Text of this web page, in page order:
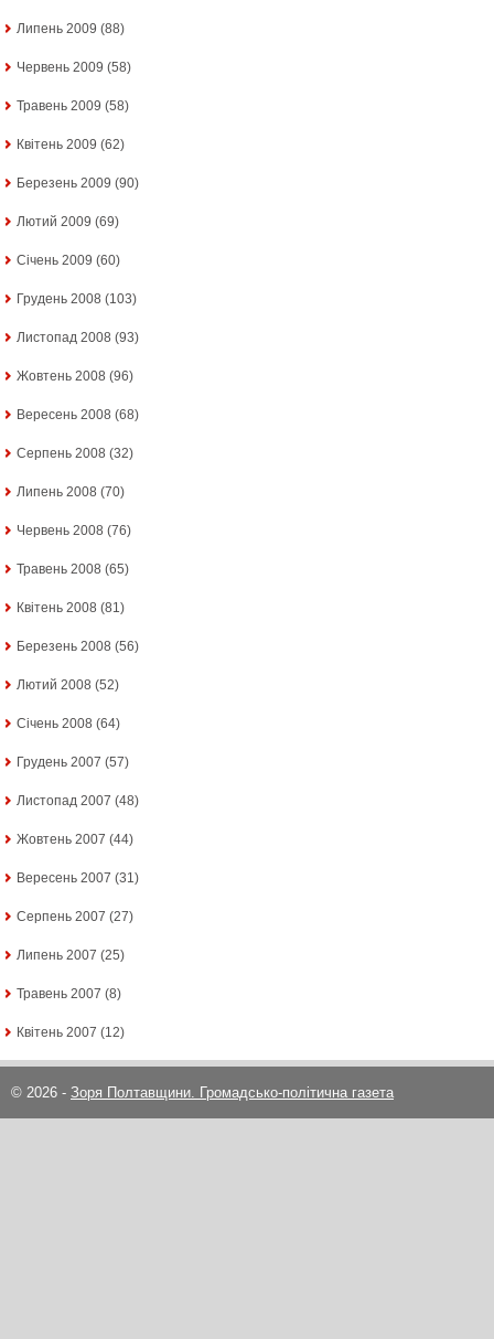
Липень 2009 (88)
Червень 2009 (58)
Травень 2009 (58)
Квітень 2009 (62)
Березень 2009 (90)
Лютий 2009 (69)
Січень 2009 (60)
Грудень 2008 (103)
Листопад 2008 (93)
Жовтень 2008 (96)
Вересень 2008 (68)
Серпень 2008 (32)
Липень 2008 (70)
Червень 2008 (76)
Травень 2008 (65)
Квітень 2008 (81)
Березень 2008 (56)
Лютий 2008 (52)
Січень 2008 (64)
Грудень 2007 (57)
Листопад 2007 (48)
Жовтень 2007 (44)
Вересень 2007 (31)
Серпень 2007 (27)
Липень 2007 (25)
Травень 2007 (8)
Квітень 2007 (12)
© 2026 - Зоря Полтавщини. Громадсько-політична газета